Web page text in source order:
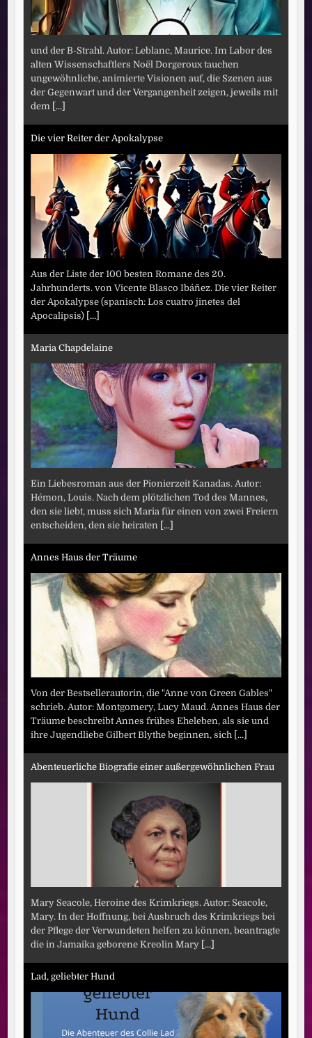
und der B-Strahl. Autor: Leblanc, Maurice. Im Labor des
alten Wissenschaftlers Noël Dorgeroux tauchen
ungewöhnliche, animierte Visionen auf, die Szenen aus
der Gegenwart und der Vergangenheit zeigen, jeweils mit
dem [...]
Die vier Reiter der Apokalypse
Aus der Liste der 100 besten Romane des 20.
Jahrhunderts. von Vicente Blasco Ibáñez. Die vier Reiter
der Apokalypse (spanisch: Los cuatro jinetes del
Apocalipsis) [...]
Maria Chapdelaine
Ein Liebesroman aus der Pionierzeit Kanadas. Autor:
Hémon, Louis. Nach dem plötzlichen Tod des Mannes,
den sie liebt, muss sich Maria für einen von zwei Freiern
entscheiden, den sie heiraten [...]
Annes Haus der Träume
Von der Bestsellerautorin, die "Anne von Green Gables"
schrieb. Autor: Montgomery, Lucy Maud. Annes Haus der
Träume beschreibt Annes frühes Eheleben, als sie und
ihre Jugendliebe Gilbert Blythe beginnen, sich [...]
Abenteuerliche Biografie einer außergewöhnlichen Frau
Mary Seacole, Heroine des Krimkriegs. Autor: Seacole,
Mary. In der Hoffnung, bei Ausbruch des Krimkriegs bei
der Pflege der Verwundeten helfen zu können, beantragte
die in Jamaika geborene Kreolin Mary [...]
Lad, geliebter Hund